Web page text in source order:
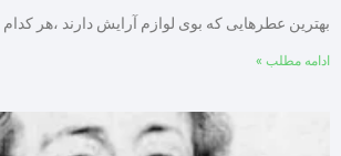
بهترین عطرهایی که بوی لوازم آرایش دارند ،هر کدام
ادامه مطلب »